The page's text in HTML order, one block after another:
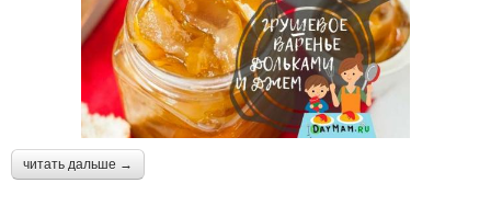
читать дальше →